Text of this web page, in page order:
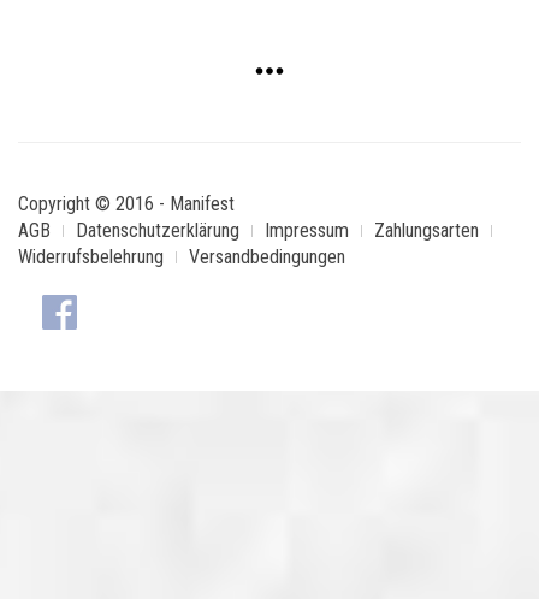
Copyright © 2016 - Manifest
AGB
Datenschutzerklärung Impressum
Zahlungsarten
Widerrufsbelehrung
Versandbedingungen